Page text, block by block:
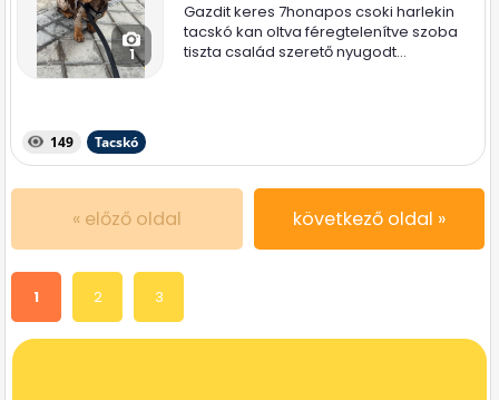
1
Gazdit keres 7honapos csoki harlekin
tacskó kan oltva féregtelenítve szoba
tiszta család szerető nyugodt...
149 Tacskó
« előző oldal következő oldal »
1 2 3